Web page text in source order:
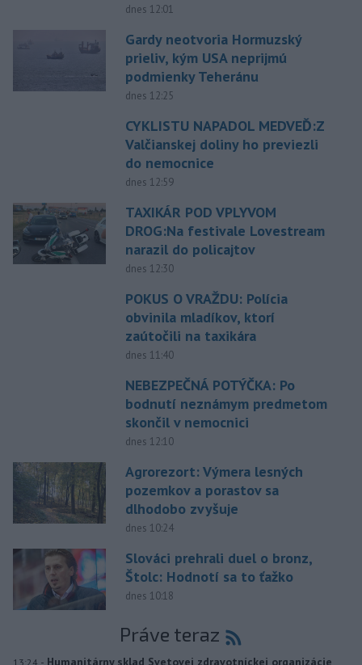
dnes 12:01
Gardy neotvoria Hormuzský
prieliv, kým USA neprijmú
podmienky Teheránu
dnes 12:25
CYKLISTU NAPADOL MEDVEĎ:Z
Valčianskej doliny ho previezli
do nemocnice
dnes 12:59
TAXIKÁR POD VPLYVOM
DROG:Na festivale Lovestream
narazil do policajtov
dnes 12:30
POKUS O VRAŽDU: Polícia
obvinila mladíkov, ktorí
zaútočili na taxikára
dnes 11:40
NEBEZPEČNÁ POTÝČKA: Po
bodnutí neznámym predmetom
skončil v nemocnici
dnes 12:10
Agrorezort: Výmera lesných
pozemkov a porastov sa
dlhodobo zvyšuje
dnes 10:24
Slováci prehrali duel o bronz,
Štolc: Hodnotí sa to ťažko
dnes 10:18
Práve teraz
13:24 - Humanitárny sklad Svetovej zdravotníckej organizácie